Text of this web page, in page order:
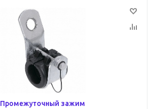
Промежуточный зажим